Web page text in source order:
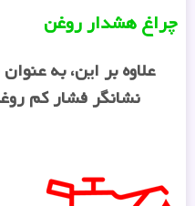
چراغ هشدار روغن
علاوه بر این، به
نشانگر فشار کم